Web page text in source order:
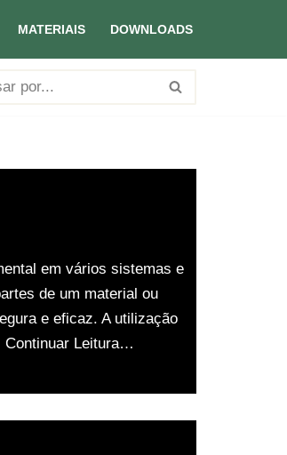
MATERIAIS DOWNLOADS
em vários sistemas e
de um material ou
e eficaz. A utilização
Continuar Leitura…